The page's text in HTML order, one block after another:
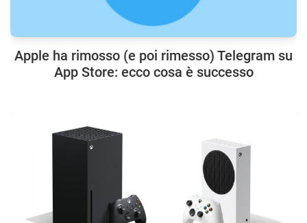
Apple ha rimosso (e poi rimesso) Telegram su
App Store: ecco cosa è successo